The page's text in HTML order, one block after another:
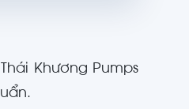
Khương Pumps